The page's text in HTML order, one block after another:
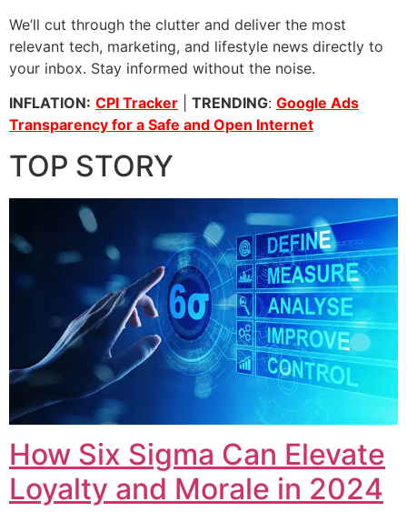
We’ll cut through the clutter and deliver the most
relevant tech, marketing, and lifestyle news directly to
your inbox. Stay informed without the noise.
INFLATION: CPI Tracker TRENDING: Google Ads
Transparency for a Safe and Open Internet
TOP STORY
How Six Sigma Can Elevate
Loyalty and Morale in 2024